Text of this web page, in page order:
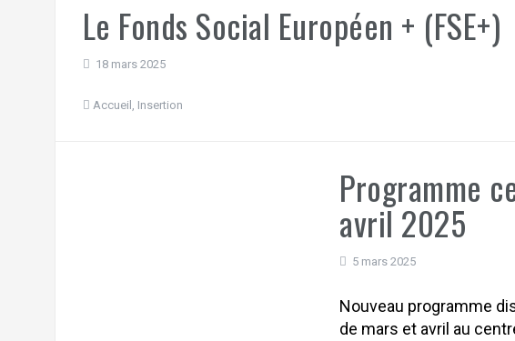
Le Fonds Social Européen + (FSE+)
18 mars 2025
Accueil , Insertion
Programme
avril 2025
5 mars 2025
Nouveau programme
de mars et avril au